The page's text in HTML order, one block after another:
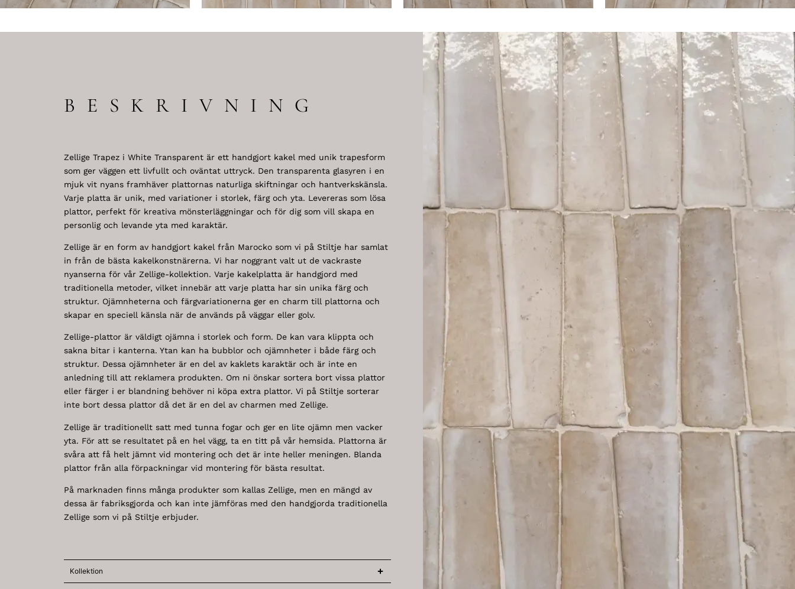
BESKRIVNING
Zellige Trapez i White Transparent är ett handgjort kakel med unik trapesform
som ger väggen ett livfullt och oväntat uttryck. Den transparenta glasyren i en
mjuk vit nyans framhäver plattornas naturliga skiftningar och hantverkskänsla.
Varje platta är unik, med variationer i storlek, färg och yta. Levereras som lösa
plattor, perfekt för kreativa mönsterläggningar och för dig som vill skapa en
personlig och levande yta med karaktär.
Zellige är en form av handgjort kakel från Marocko som vi på Stiltje har samlat
in från de bästa kakelkonstnärerna. Vi har noggrant valt ut de vackraste
nyanserna för vår Zellige-kollektion. Varje kakelplatta är handgjord med
traditionella metoder, vilket innebär att varje platta har sin unika färg och
struktur. Ojämnheterna och färgvariationerna ger en charm till plattorna och
skapar en speciell känsla när de används på väggar eller golv.
Zellige-plattor är väldigt ojämna i storlek och form. De kan vara klippta och
sakna bitar i kanterna. Ytan kan ha bubblor och ojämnheter i både färg och
struktur. Dessa ojämnheter är en del av kaklets karaktär och är inte en
anledning till att reklamera produkten. Om ni önskar sortera bort vissa plattor
eller färger i er blandning behöver ni köpa extra plattor. Vi på Stiltje sorterar
inte bort dessa plattor då det är en del av charmen med Zellige.
Zellige är traditionellt satt med tunna fogar och ger en lite ojämn men vacker
yta. För att se resultatet på en hel vägg, ta en titt på vår hemsida. Plattorna är
svåra att få helt jämnt vid montering och det är inte heller meningen. Blanda
plattor från alla förpackningar vid montering för bästa resultat.
På marknaden finns många produkter som kallas Zellige, men en mängd av
dessa är fabriksgjorda och kan inte jämföras med den handgjorda traditionella
Zellige som vi på Stiltje erbjuder.
Kollektion